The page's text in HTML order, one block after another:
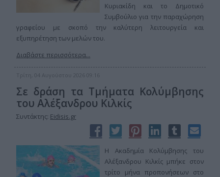
Κυριακίδη και το Δημοτικό
Συμβούλιο για την παραχώρηση
γραφείου με σκοπό την καλύτερη λειτουργεία και
εξυπηρέτηση των μελών του.
Διαβάστε περισσότερα...
Τρίτη, 04 Αυγούστου 2026 09:16
Σε δράση τα Τμήματα Κολύμβησης
του Αλέξανδρου Κιλκίς
Συντάκτης: Eidisis.gr
Η Ακαδημία Κολύμβησης του
Αλέξανδρου Κιλκίς μπήκε στον
τρίτο μήνα προπονήσεων στο